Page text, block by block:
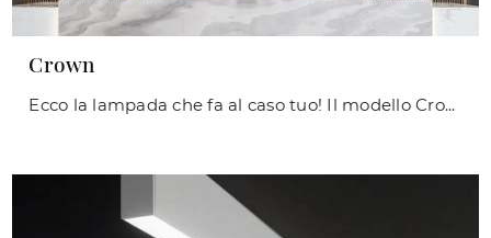
Crown
Ecco la lampada che fa al caso tuo! Il modello Crown è una delle nostre lampade a sospensione di Ideal Lux.